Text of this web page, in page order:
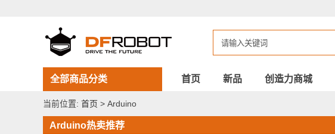
全部商品分类 首页 新品 创造力商城
当前位置: 首页 > Arduino
Arduino热卖推荐